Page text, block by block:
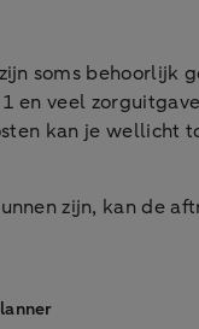
soms
en veel
kan je wellicht
zijn, kan de